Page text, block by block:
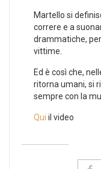
Martello si
correre e a
drammatiche,
vittime.
Ed è così che,
ritorna umani, si
sempre con la
Qui il video